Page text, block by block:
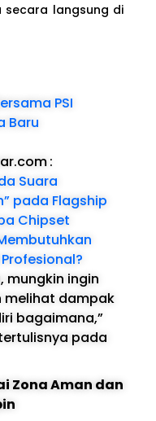
secara langsung di
PSI
Baru
:
Suara
pada Flagship
Chipset
mungkin ingin
melihat dampak
bagaimana,”
pada
Zona Aman dan